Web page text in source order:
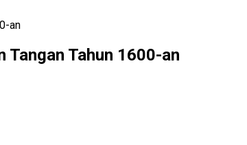
an
Tahun 1600-an